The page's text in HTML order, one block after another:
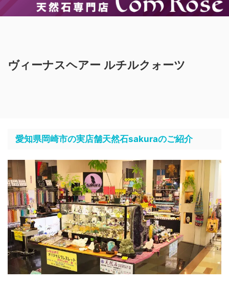
ヴィーナスヘアー ルチルクォーツ
愛知県岡崎市の実店舗天然石sakuraのご紹介